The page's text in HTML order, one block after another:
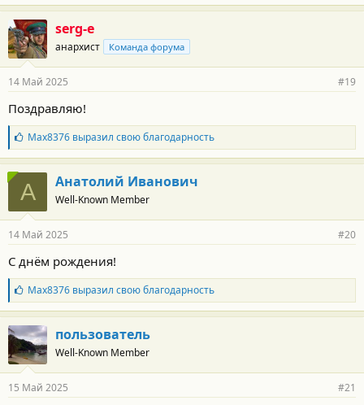
а
г
о
д
а
н
с
т
и
:
serg-e
анархист Команда форума
14 Май 2025 #19
Поздравляю!
Б
л
а
г
о
а
н
с
т
и
:
Max8376выразил свою благодарность
А Анатолий Иванович
Well-Known Member
14 Май 2025 #20
С днём рождения!
Б
л
а
г
о
д
а
н
Max8376выразил свою благодарность
пользователь
Well-Known Member
15 Май 2025 #21